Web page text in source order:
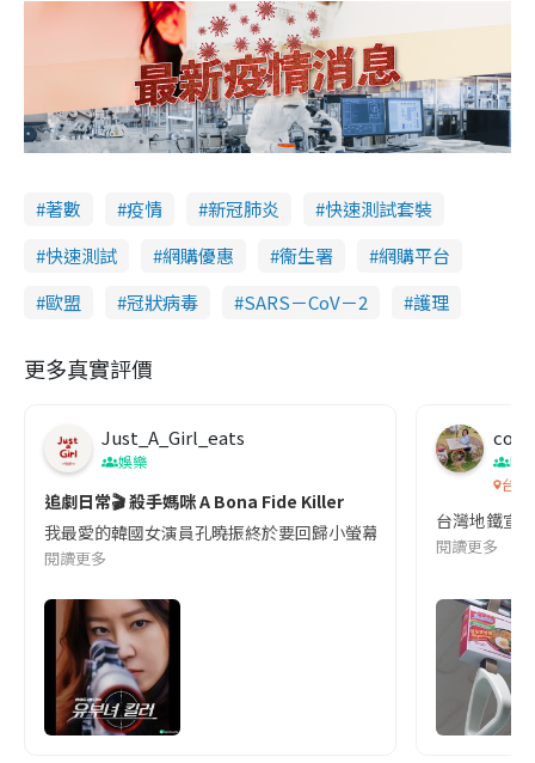
著數 疫情 新冠肺炎
快速測試套裝
快速測試
網購優惠 衞生署
網購平台
歐盟
冠狀病毒 SARS－CoV－2 護理
更多真實評價
Just_A_Girl_eats
娛樂
追劇日常🎬 殺手媽咪 A Bona Fide Killer
我最愛的韓國女演員孔曉振終於要回歸小螢幕啦!這次的劇本改編
閱讀更多
co
吹
台灣
台灣地鐵宣
閱讀更多